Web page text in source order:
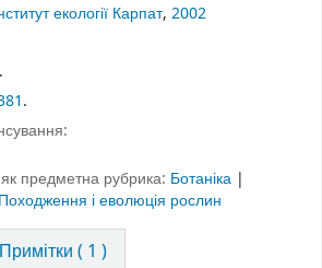
екології Карпат, 2002
.
.
предметна рубрика: Ботаніка |
Походження і еволюція рослин
Примітки ( 1 )